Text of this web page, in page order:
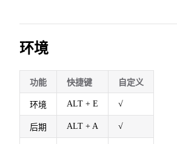
环境
功能 快捷键 自定义
环境 ALT + E √
后期 ALT + A √